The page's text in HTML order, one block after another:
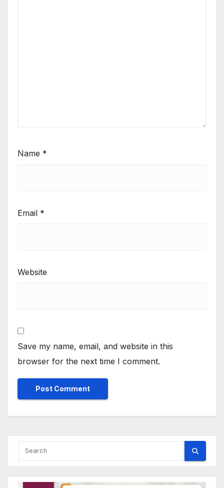
Name *
Email *
Website
Save my name, email, and website in this
browser for the next time I comment.